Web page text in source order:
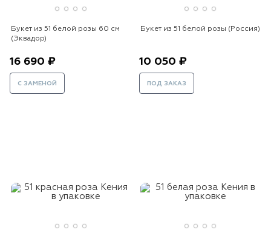
Букет из 51 белой розы 60 см
(Эквадор)
16 690 ₽
С ЗАМЕНОЙ
Букет из 51 белой розы (Россия)
10 050 ₽
ПОД ЗАКАЗ